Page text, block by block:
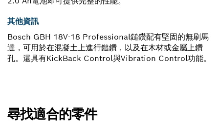
其他資訊
Bosch GBH 18V-18 Professional鎚鑽配有堅固的無刷馬
達，可用於在混凝土上進行鎚鑽，以及在木材或金屬上鑽
孔。還具有KickBack Control與Vibration Control功能。
尋找適合的零件